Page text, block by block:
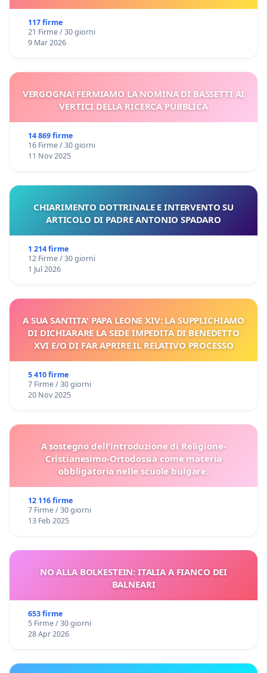
117 firme
21 Firme / 30 giorni
9 Mar 2026
VERGOGNA! FERMIAMO LA NOMINA DI BASSETTI AI
VERTICI DELLA RICERCA PUBBLICA
14 869 firme
16 Firme / 30 giorni
11 Nov 2025
CHIARIMENTO DOTTRINALE E INTERVENTO SU
ARTICOLO DI PADRE ANTONIO SPADARO
1 214 firme
12 Firme / 30 giorni
1 Jul 2026
A SUA SANTITA' PAPA LEONE XIV: LA SUPPLICHIAMO
DI DICHIARARE LA SEDE IMPEDITA DI BENEDETTO
XVI E/O DI FAR APRIRE IL RELATIVO PROCESSO
5 410 firme
7 Firme / 30 giorni
20 Nov 2025
A sostegno dell'introduzione di Religione-
Cristianesimo-Ortodossia come materia
obbligatoria nelle scuole bulgare.
12 116 firme
7 Firme / 30 giorni
13 Feb 2025
NO ALLA BOLKESTEIN: ITALIA A FIANCO DEI
BALNEARI
653 firme
5 Firme / 30 giorni
28 Apr 2026